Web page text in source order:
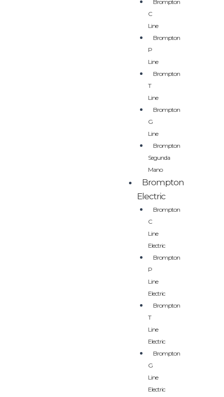
Brompton
C
Line
Brompton
P
Line
Brompton
T
Line
Brompton
G
Line
Brompton
Segunda
Mano
Brompton
Electric
Brompton
C
Line
Electric
Brompton
P
Line
Electric
Brompton
T
Line
Electric
Brompton
G
Line
Electric